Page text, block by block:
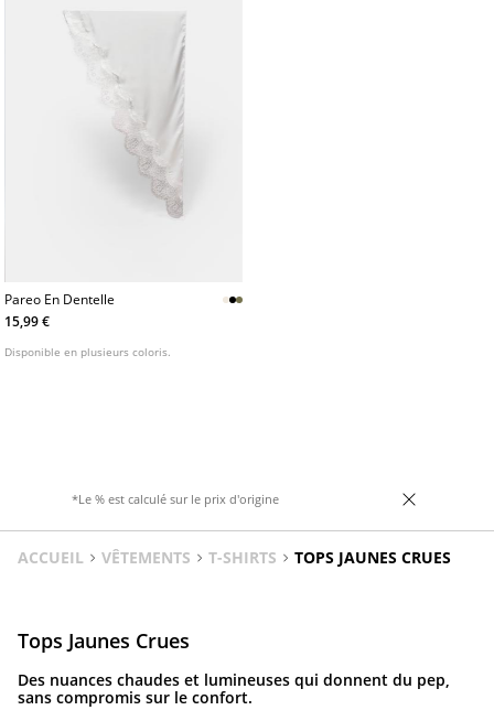
Pareo En Dentelle
15,99 €
Disponible en plusieurs coloris.
*Le % est calculé sur le prix d'origine
ACCUEIL VÊTEMENTS T-SHIRTS TOPS JAUNES CRUES
Tops Jaunes Crues
Des nuances chaudes et lumineuses qui donnent du pep,
sans compromis sur le confort.